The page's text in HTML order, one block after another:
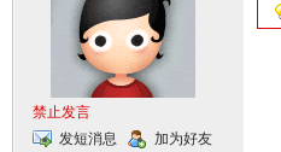
禁止发言
发短消息
加为好友